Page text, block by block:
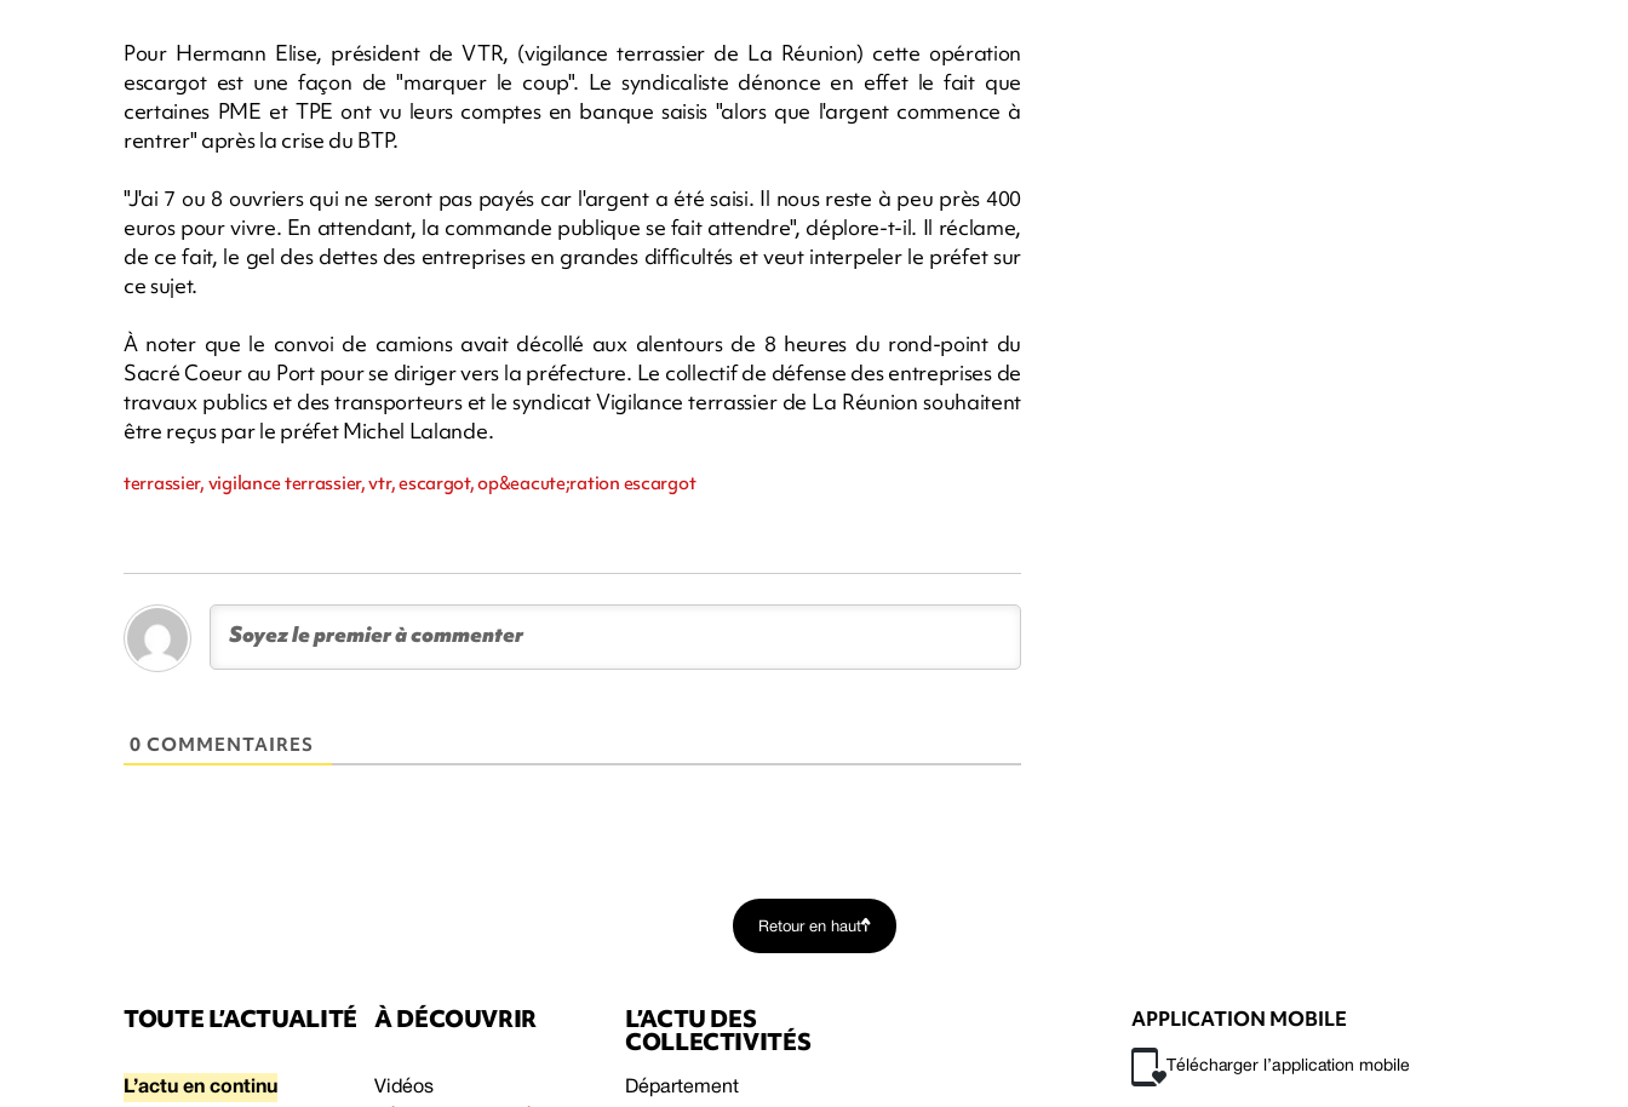
Pour Hermann Elise, président de VTR, (vigilance terrassier de La Réunion) cette opération
escargot est une façon de "marquer le coup". Le syndicaliste dénonce en effet le fait que
certaines PME et TPE ont vu leurs comptes en banque saisis "alors que l'argent commence à
rentrer" après la crise du BTP.
"J'ai 7 ou 8 ouvriers qui ne seront pas payés car l'argent a été saisi. Il nous reste à peu près 400
euros pour vivre. En attendant, la commande publique se fait attendre", déplore-t-il. Il réclame,
de ce fait, le gel des dettes des entreprises en grandes difficultés et veut interpeler le préfet sur
ce sujet.
À noter que le convoi de camions avait décollé aux alentours de 8 heures du rond-point du
Sacré Coeur au Port pour se diriger vers la préfecture. Le collectif de défense des entreprises de
travaux publics et des transporteurs et le syndicat Vigilance terrassier de La Réunion souhaitent
être reçus par le préfet Michel Lalande.
terrassier, vigilance terrassier, vtr, escargot, op&eacute;ration escargot
0 COMMENTAIRES
Retour en haut
TOUTE L’ACTUALITÉ
L’actu en continu
À DÉCOUVRIR
Vidéos
L’ACTU DES
COLLECTIVITÉS
Département
APPLICATION MOBILE
Télécharger l’application mobile